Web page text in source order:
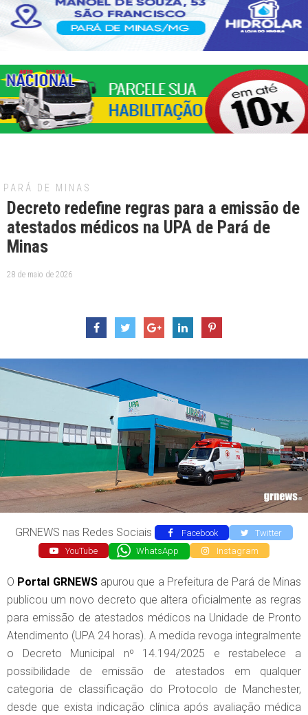
PARÁ DE MINAS
Decreto redefine regras para a emissão de
atestados médicos na UPA de Pará de
Minas
28 de maio de 2026
GRNEWS nas Redes Sociais Facebook
Twitter
YouTube
WhatsApp Instagram
O Portal GRNEWSapurou que a Prefeitura de Pará de Minas
publicou um novo decreto que altera oficialmente as regras
para emissão de atestados médicos na Unidade de Pronto
Atendimento (UPA 24 horas). A medida revoga integralmente
o Decreto Municipal nº 14.194/2025 e restabelece a
possibilidade de emissão de atestados em qualquer
categoria de classificação do Protocolo de Manchester,
desde que exista indicação clínica após avaliação médica